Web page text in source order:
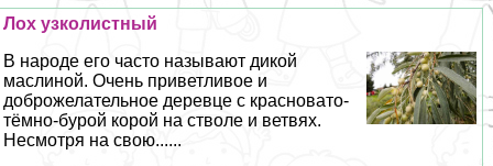
Лох узколистный
В народе его часто называют дикой
маслиной. Очень приветливое и
доброжелательное деревце с красновато-
тёмно-бурой корой на стволе и ветвях.
Несмотря на свою......